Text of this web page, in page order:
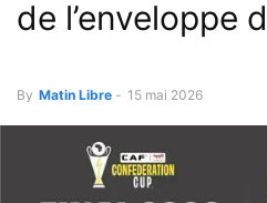
de l’enveloppe
By Matin Libre - 15 mai 2026